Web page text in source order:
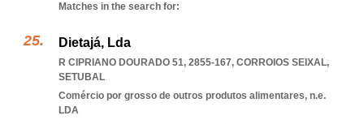
Matches in the search for:
Dietajá, Lda
R CIPRIANO DOURADO 51, 2855-167, CORROIOS SEIXAL,
SETUBAL
Comércio por grosso de outros produtos alimentares, n.e.
LDA